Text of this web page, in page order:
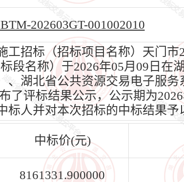
202603GT-001002010
招标（招标项目名称）天门市
段名称）于2026年05月09日在
、湖北省公共资源交易电子服务
了评标结果公示，公示期为
人并对本次招标的中标结果予
中标价(元)
8161331.900000